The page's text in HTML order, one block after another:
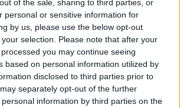
of the sale, sharing to third parties, or
personal or sensitive information for
by us, please use the below opt-out
selection. Please note that after your
you may continue seeing
based on personal information utilized by
disclosed to third parties prior to
separately opt-out of the further
information by third parties on the
och underlättar återbetalning
plånböcker fungerar som en
innebär att ingen känslig
direkt med sajten.
full anonymitet och ökar